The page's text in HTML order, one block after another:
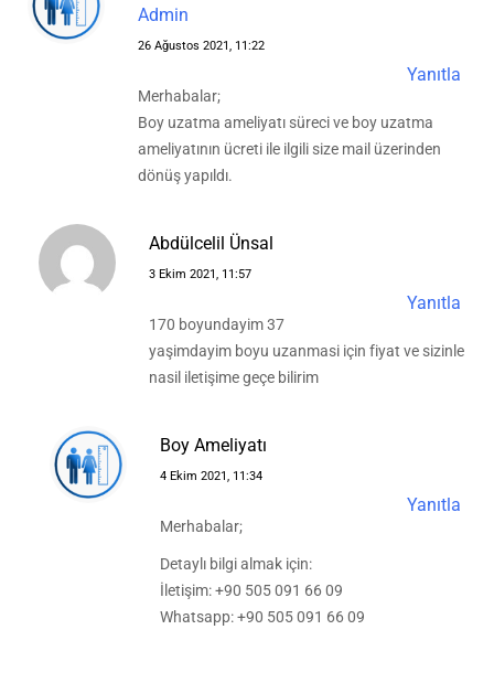
Admin
26 Ağustos 2021, 11:22
Yanıtla
Merhabalar;
Boy uzatma ameliyatı süreci ve boy uzatma
ameliyatının ücreti ile ilgili size mail üzerinden
dönüş yapıldı.
Abdülcelil Ünsal
3 Ekim 2021, 11:57
Yanıtla
170 boyundayim 37
yaşimdayim boyu uzanmasi için fiyat ve sizinle
nasil iletişime geçe bilirim
Boy Ameliyatı
4 Ekim 2021, 11:34
Yanıtla
Merhabalar;
Detaylı bilgi almak için:
İletişim: +90 505 091 66 09
Whatsapp: +90 505 091 66 09